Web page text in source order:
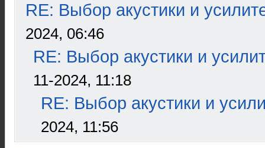
RE: Выбор акустики и
2024, 06:46
RE: Выбор акустики и
11-2024, 11:18
RE: Выбор акустики и
2024, 11:56